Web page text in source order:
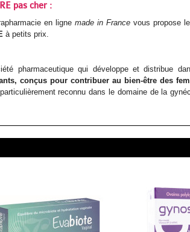
pas cher :
en lignemade in Francevous propose
à petits prix.
pharmaceutique qui développe et distribue
conçus pour contribuer au bien-être des
reconnu dans le domaine de la